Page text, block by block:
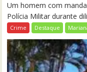
Um homem com
Polícia Militar durante
Crime Destaque